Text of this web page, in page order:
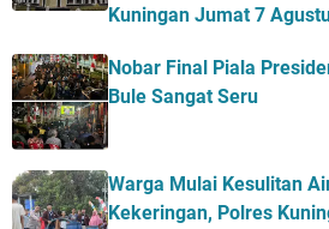
Kuningan Jumat 7
Nobar Final Piala
Bule Sangat Seru
Warga Mulai Kesulitan
Kekeringan, Polres